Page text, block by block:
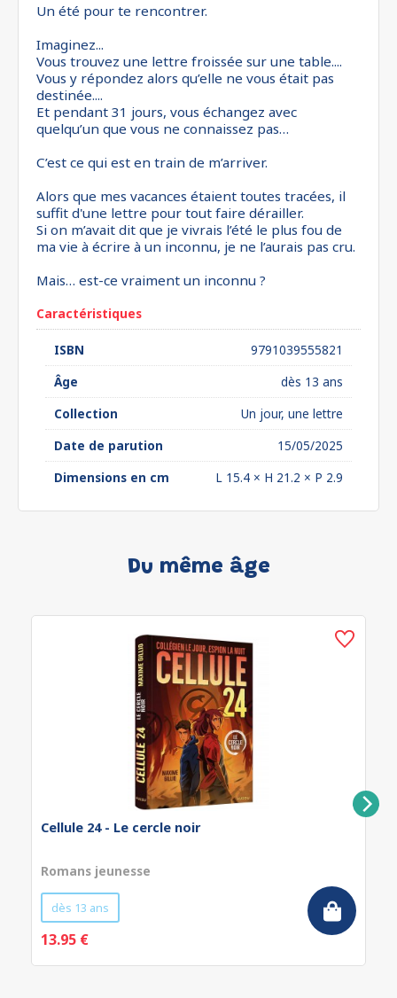
Un été pour te rencontrer.
Imaginez...
Vous trouvez une lettre froissée sur une table....
Vous y répondez alors qu’elle ne vous était pas
destinée....
Et pendant 31 jours, vous échangez avec
quelqu’un que vous ne connaissez pas…
C’est ce qui est en train de m’arriver.
Alors que mes vacances étaient toutes tracées, il
suffit d'une lettre pour tout faire dérailler.
Si on m’avait dit que je vivrais l’été le plus fou de
ma vie à écrire à un inconnu, je ne l’aurais pas cru.
Mais… est-ce vraiment un inconnu ?
Caractéristiques
ISBN
9791039555821
Âge
dès 13 ans
Collection
Un jour, une lettre
Date de parution
15/05/2025
Dimensions en cm
L 15.4 × H 21.2 × P 2.9
Du même âge
Cellule 24 - Le cercle noir
Romans jeunesse
dès 13 ans
13.95 €